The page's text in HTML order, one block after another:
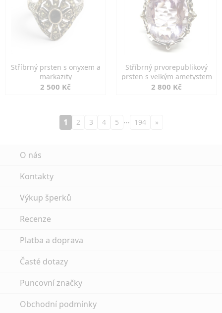
Stříbrný prsten s onyxem a
markazity
2 500 Kč
Stříbrný prvorepublikový
prsten s velkým ametystem
2 800 Kč
1 2 3 4 5 … 194 »
O nás
Kontakty
Výkup šperků
Recenze
Platba a doprava
Časté dotazy
Puncovní značky
Obchodní podmínky